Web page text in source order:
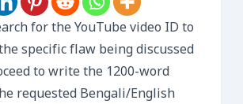
for the YouTube video ID to
specific flaw being discussed
to write the 1200-word
requested Bengali/English